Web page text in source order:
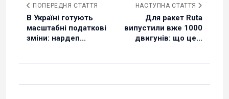
ПОПЕРЕДНЯ СТАТТЯ
В Україні готують
масштабні податкові
зміни: нардеп...
НАСТУПНА СТАТТЯ
Для ракет Ruta
випустили вже 1000
двигунів: що це...